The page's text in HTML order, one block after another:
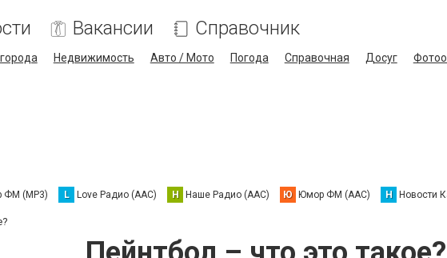
Вакансии Справочник
Недвижимость Авто / Мото Погода Справочная Досуг
ФМ (MP3) L Love Радио (AAC) Н Наше Радио (AAC) Ю Юмор ФМ (AAC) Н Новости